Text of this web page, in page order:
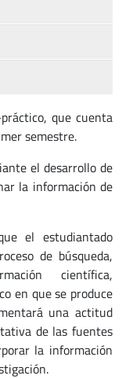
que cuenta
semestre.
el desarrollo de
la información de
el estudiantado
de búsqueda,
científica,
en que se produce
una actitud
de las fuentes
la información